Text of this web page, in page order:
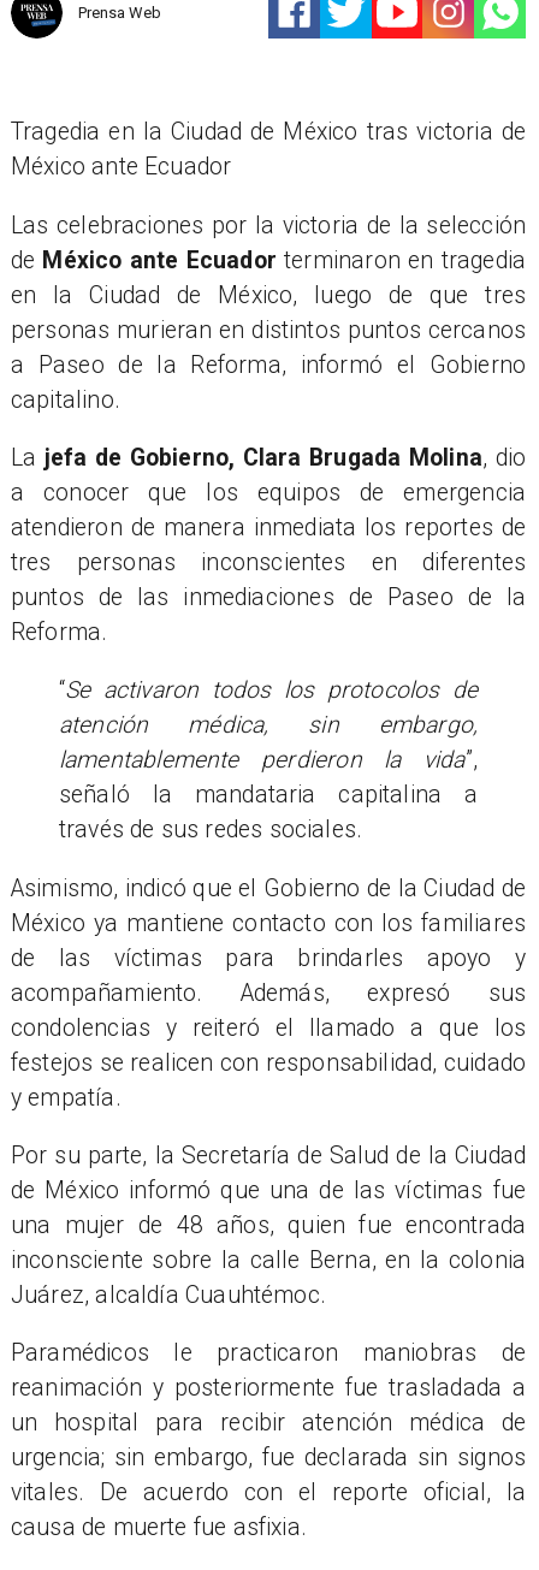
Prensa Web
Tragedia en la Ciudad de México tras victoria de
México ante Ecuador
Las celebraciones por la victoria de la selección
de México ante Ecuador terminaron en tragedia
en la Ciudad de México, luego de que tres
personas murieran en distintos puntos cercanos
a Paseo de la Reforma, informó el Gobierno
capitalino.
La jefa de Gobierno, Clara Brugada Molina, dio
a conocer que los equipos de emergencia
atendieron de manera inmediata los reportes de
tres personas inconscientes en diferentes
puntos de las inmediaciones de Paseo de la
Reforma.
“Se activaron todos los protocolos de
atención médica, sin embargo,
lamentablemente perdieron la vida”,
señaló la mandataria capitalina a
través de sus redes sociales.
Asimismo, indicó que el Gobierno de la Ciudad de
México ya mantiene contacto con los familiares
de las víctimas para brindarles apoyo y
acompañamiento. Además, expresó sus
condolencias y reiteró el llamado a que los
festejos se realicen con responsabilidad, cuidado
y empatía.
Por su parte, la Secretaría de Salud de la Ciudad
de México informó que una de las víctimas fue
una mujer de 48 años, quien fue encontrada
inconsciente sobre la calle Berna, en la colonia
Juárez, alcaldía Cuauhtémoc.
Paramédicos le practicaron maniobras de
reanimación y posteriormente fue trasladada a
un hospital para recibir atención médica de
urgencia; sin embargo, fue declarada sin signos
vitales. De acuerdo con el reporte oficial, la
causa de muerte fue asfixia.